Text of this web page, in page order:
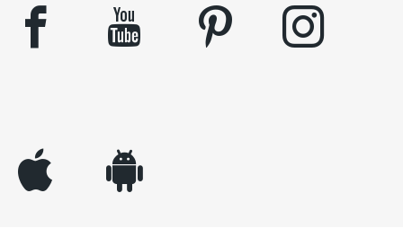
facebook youtube pinterest instagram
appleinc android